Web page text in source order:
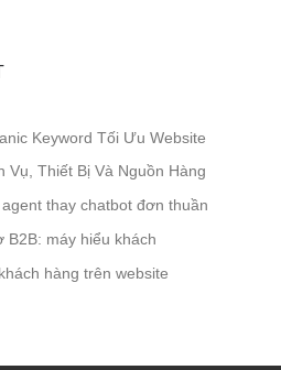
Keyword Tối Ưu Website
Vụ, Thiết Bị Và Nguồn Hàng
thay chatbot đơn thuần
B2B: máy hiểu khách
hàng trên website